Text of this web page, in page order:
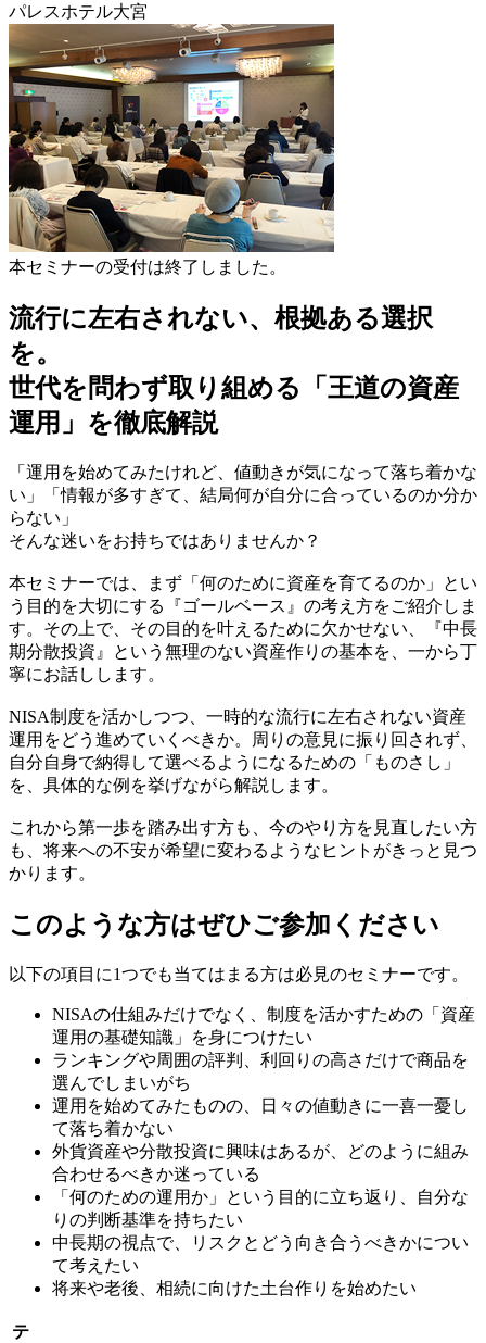
パレスホテル大宮
本セミナーの受付は終了しました。
流行に左右されない、根拠ある選択
を。
世代を問わず取り組める「王道の資産
運用」を徹底解説
「運用を始めてみたけれど、値動きが気になって落ち着かな
い」「情報が多すぎて、結局何が自分に合っているのか分か
らない」
そんな迷いをお持ちではありませんか？
本セミナーでは、まず「何のために資産を育てるのか」とい
う目的を大切にする『ゴールベース』の考え方をご紹介しま
す。その上で、その目的を叶えるために欠かせない、『中長
期分散投資』という無理のない資産作りの基本を、一から丁
寧にお話しします。
NISA制度を活かしつつ、一時的な流行に左右されない資産
運用をどう進めていくべきか。周りの意見に振り回されず、
自分自身で納得して選べるようになるための「ものさし」
を、具体的な例を挙げながら解説します。
これから第一歩を踏み出す方も、今のやり方を見直したい方
も、将来への不安が希望に変わるようなヒントがきっと見つ
かります。
このような方はぜひご参加ください
以下の項目に1つでも当てはまる方は必見のセミナーです。
NISAの仕組みだけでなく、制度を活かすための「資産
運用の基礎知識」を身につけたい
ランキングや周囲の評判、利回りの高さだけで商品を
選んでしまいがち
運用を始めてみたものの、日々の値動きに一喜一憂し
て落ち着かない
外貨資産や分散投資に興味はあるが、どのように組み
合わせるべきか迷っている
「何のための運用か」という目的に立ち返り、自分な
りの判断基準を持ちたい
中長期の視点で、リスクとどう向き合うべきかについ
て考えたい
将来や老後、相続に向けた土台作りを始めたい
テ